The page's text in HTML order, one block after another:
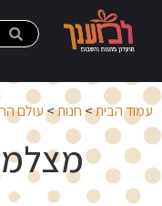
עמוד הבית>חנות>עולם